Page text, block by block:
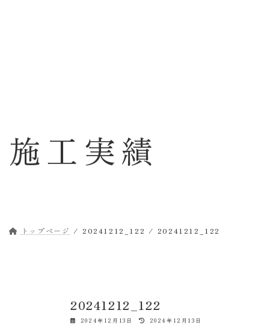
施工実績
トップページ 20241212_122 20241212_122
20241212_122
2024年12月13日
最
2024年12月13日